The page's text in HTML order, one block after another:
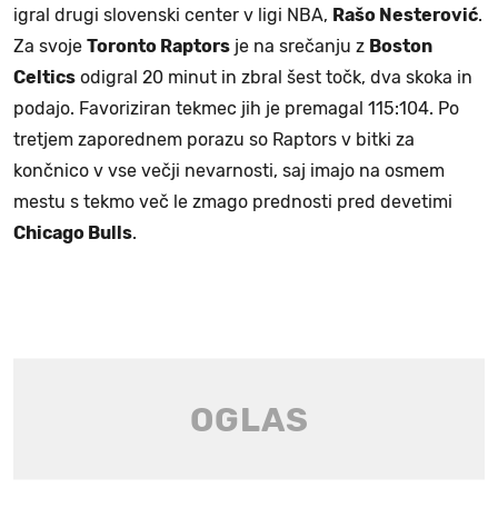
igral drugi slovenski center v ligi NBA, Rašo Nesterović.
Za svoje Toronto Raptors je na srečanju z Boston
Celtics odigral 20 minut in zbral šest točk, dva skoka in
podajo. Favoriziran tekmec jih je premagal 115:104. Po
tretjem zaporednem porazu so Raptors v bitki za
končnico v vse večji nevarnosti, saj imajo na osmem
mestu s tekmo več le zmago prednosti pred devetimi
Chicago Bulls.